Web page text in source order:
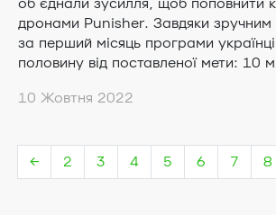
об єднали зусилля, щоб поповнити
дронами Punisher. Завдяки зручним
за перший місяць програми
половину від поставленої мети: 10
10 Жовтня 2022
← 2 3 4 5 6 7 8